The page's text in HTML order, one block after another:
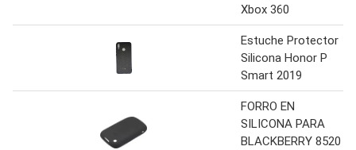
Xbox 360
Estuche Protector
Silicona Honor P
Smart 2019
FORRO EN
SILICONA PARA
BLACKBERRY 8520